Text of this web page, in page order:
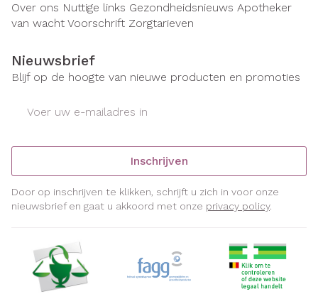
Over ons Nuttige links Gezondheidsnieuws Apotheker
van wacht Voorschrift Zorgtarieven
Nieuwsbrief
Blijf op de hoogte van nieuwe producten en promoties
Inschrijven
Door op inschrijven te klikken, schrijft u zich in voor onze
nieuwsbrief en gaat u akkoord met onze privacy policy.